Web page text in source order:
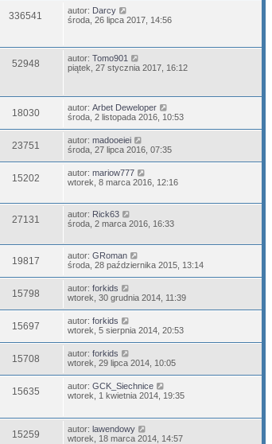
336541 autor: Darcy
środa, 26 lipca 2017, 14:56
52948 autor: Tomo901
piątek, 27 stycznia 2017, 16:12
18030 autor: Arbet Deweloper
środa, 2 listopada 2016, 10:53
23751 autor: madooeiei
środa, 27 lipca 2016, 07:35
15202 autor: mariow777
wtorek, 8 marca 2016, 12:16
27131 autor: Rick63
środa, 2 marca 2016, 16:33
19817 autor: GRoman
środa, 28 października 2015, 13:14
15798 autor: forkids
wtorek, 30 grudnia 2014, 11:39
15697 autor: forkids
wtorek, 5 sierpnia 2014, 20:53
15708 autor: forkids
wtorek, 29 lipca 2014, 10:05
15635 autor: GCK_Siechnice
wtorek, 1 kwietnia 2014, 19:35
15259 autor: lawendowy
wtorek, 18 marca 2014, 14:57